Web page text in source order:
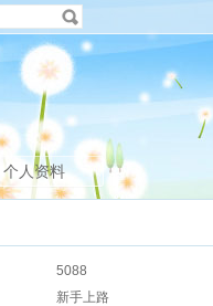
个人资料
5088
新手上路